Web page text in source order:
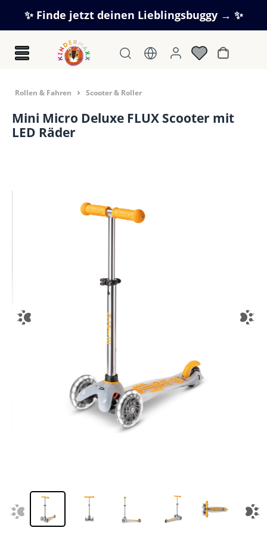
Zum Hauptinhalt springen
✨ Finde jetzt deinen Lieblingsbuggy → ✨
Rollen & Fahren Scooter & Roller
Mini Micro Deluxe FLUX Scooter mit
LED Räder